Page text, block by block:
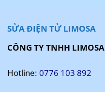
SỬA ĐIỆN TỬ LIMOSA
CÔNG TY TNHH LIMOSA
Hotline: 0776 103 892